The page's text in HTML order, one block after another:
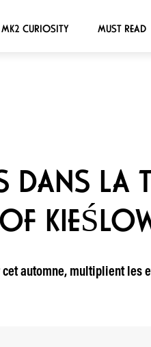
MK2 CURIOSITY MUST READ
DANS
automne, multiplient les